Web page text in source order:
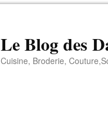
Le Blog des
Cuisine, Broderie,